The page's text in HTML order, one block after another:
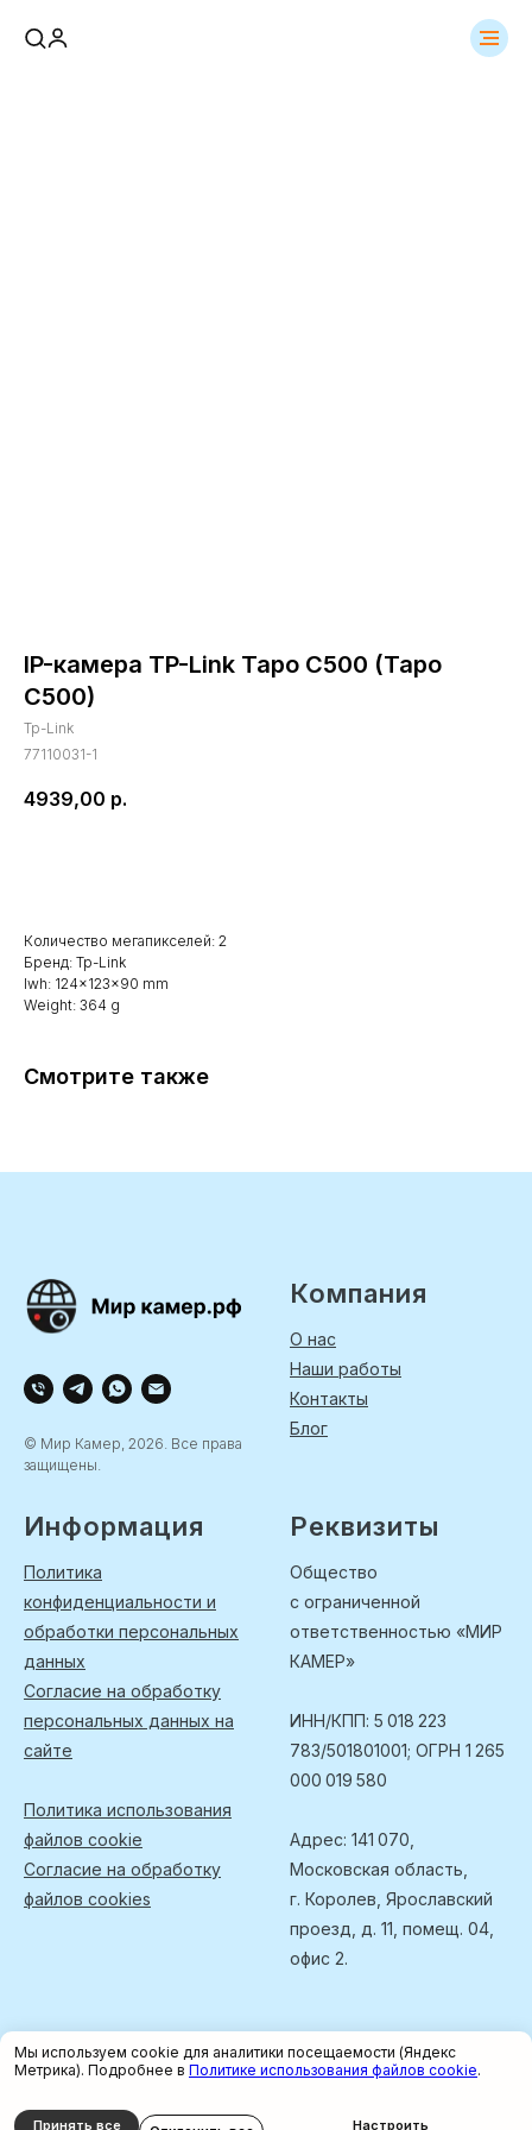
IP-камера TP-Link Tapo C500 (Tapo
C500)
Tp-Link
77110031-1
4939,00 р.
Количество мегапикселей: 2
Бренд: Tp-Link
lwh: 124x123x90 mm
Weight: 364 g
Смотрите также
© Мир Камер, 2026. Все права
защищены.
Компания
О нас
Наши работы
Контакты
Блог
Информация
Политика
конфиденциальности и
обработки персональных
данных
Согласие на обработку
персональных данных на
сайте
Политика использования
файлов cookie
Согласие на обработку
файлов cookies
Реквизиты
Общество
с ограниченной
ответственностью «МИР
КАМЕР»
ИНН/КПП: 5 018 223
783/501801001; ОГРН 1 265
000 019 580
Адрес: 141 070,
Московская область,
г. Королев, Ярославский
проезд, д. 11, помещ. 04,
офис 2.
Мы используем cookie для аналитики посещаемости (Яндекс
Метрика). Подробнее в Политике использования файлов cookie.
Принять все Настроить
Made on